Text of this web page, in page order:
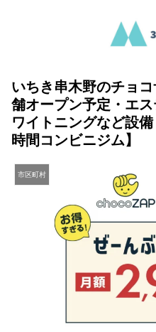
いちき串木野のチョ
舗オープン予定・エ
ワイトニングなど設
時間コンビニジム】
市区町村